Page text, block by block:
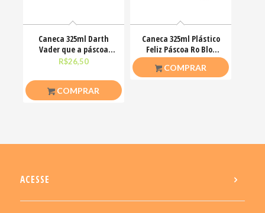
Caneca 325ml Darth
Vader que a páscoa
esteja com você
R$26,50
COMPRAR
Caneca 325ml Plástico
Feliz Páscoa Ro Blox
Bloquinhos
COMPRAR
ACESSE